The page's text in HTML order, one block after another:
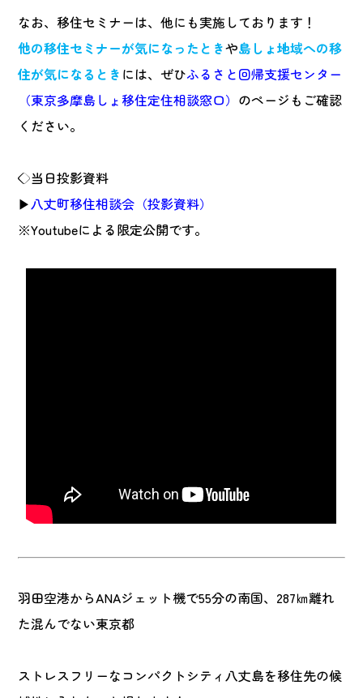
なお、移住セミナーは、他にも実施しております！
他の移住セミナーが気になったときや島しょ地域への移
住が気になるとき には、ぜひふるさと回帰支援センター
（東京多摩島しょ移住定住相談窓口） のページもご確認
ください。
◇当日投影資料
▶八丈町移住相談会（投影資料）
※Youtubeによる限定公開です。
羽田空港からANAジェット機で55分の南国、287㎞離れ
た混んでない東京都
ストレスフリーなコンパクトシティ八丈島を移住先の候